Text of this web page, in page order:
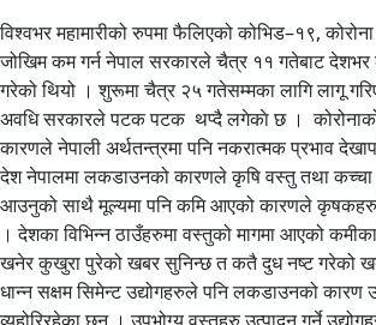
विश्वभर महामारीको रुपमा फैलिएको कोभिड–१९,
जोखिम कम गर्न नेपाल सरकारले चैत्र ११ गतेबाट
गरेको थियो । शुरूमा चैत्र २५ गतेसम्मका लागि लागू
अवधि सरकारले पटक पटक थप्दै लगेकाे छ ।
कारणले नेपाली अर्थतन्त्रमा पनि नकरात्मक प्रभाव
देश नेपालमा लकडाउनको कारणले कृषि वस्तु तथा कच्चा
आउनुको साथै मूल्यमा पनि कमि आएको कारणले
। देशका विभिन्न ठाउँहरुमा वस्तुको मागमा आएको
खनेर कुखुरा पुरेको खबर सुनिन्छ त कतै दुध नष्ट गरेको
धान्न सक्षम सिमेन्ट उद्योगहरुले पनि लकडाउनको कारण